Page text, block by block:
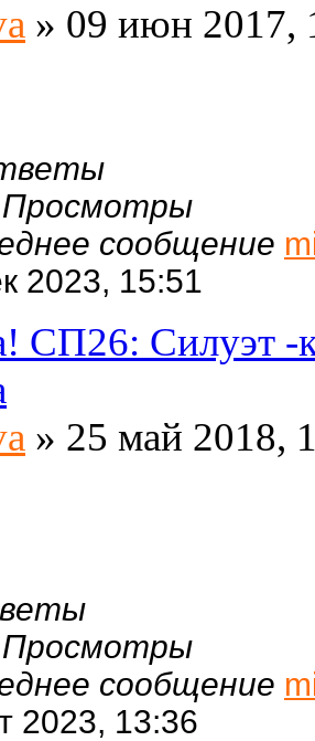
» 09 июн 2017,
Просмотры
сообщение
2023, 15:51
СП26: Силуэт
» 25 май 2018,
Просмотры
сообщение
2023, 13:36